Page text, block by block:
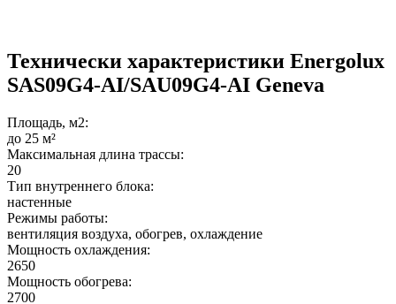
Технически характеристики Energolux
SAS09G4-AI/SAU09G4-AI Geneva
Площадь, м2:
до 25 м²
Максимальная длина трассы:
20
Тип внутреннего блока:
настенные
Режимы работы:
вентиляция воздуха, обогрев, охлаждение
Мощность охлаждения:
2650
Мощность обогрева:
2700